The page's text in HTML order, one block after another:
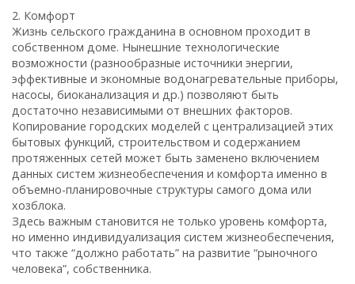
2. Комфорт
Жизнь сельского гражданина в основном проходит в
собственном доме. Нынешние технологические
возможности (разнообразные источники энергии,
эффективные и экономные водонагревательные приборы,
насосы, биоканализация и др.) позволяют быть
достаточно независимыми от внешних факторов.
Копирование городских моделей с централизацией этих
бытовых функций, строительством и содержанием
протяженных сетей может быть заменено включением
данных систем жизнеобеспечения и комфорта именно в
объемно-планировочные структуры самого дома или
хозблока.
Здесь важным становится не только уровень комфорта,
но именно индивидуализация систем жизнеобеспечения,
что также “должно работать” на развитие “рыночного
человека”, собственника.